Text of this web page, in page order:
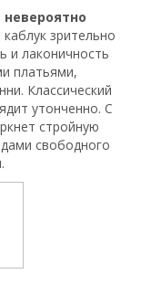
зрительно
и лаконичность
платьями,
Классический
утонченно. С
стройную
свободного